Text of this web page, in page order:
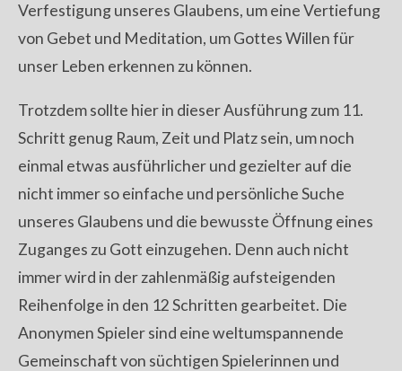
Verfestigung unseres Glaubens, um eine Vertiefung
von Gebet und Meditation, um Gottes Willen für
unser Leben erkennen zu können.
Trotzdem sollte hier in dieser Ausführung zum 11.
Schritt genug Raum, Zeit und Platz sein, um noch
einmal etwas ausführlicher und gezielter auf die
nicht immer so einfache und persönliche Suche
unseres Glaubens und die bewusste Öffnung eines
Zuganges zu Gott einzugehen. Denn auch nicht
immer wird in der zahlenmäßig aufsteigenden
Reihenfolge in den 12 Schritten gearbeitet. Die
Anonymen Spieler sind eine weltumspannende
Gemeinschaft von süchtigen Spielerinnen und